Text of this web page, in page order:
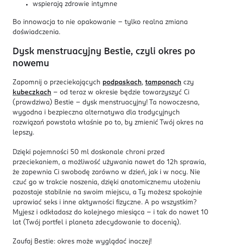
wspierają zdrowie intymne
Bo innowacja to nie opakowanie - tylko realna zmiana
doświadczenia.
Dysk menstruacyjny Bestie, czyli okres po
nowemu
Zapomnij o przeciekających podpaskach, tamponach czy
kubeczkach – od teraz w okresie będzie towarzyszyć Ci
(prawdziwa) Bestie – dysk menstruacyjny! Ta nowoczesna,
wygodna i bezpieczna alternatywa dla tradycyjnych
rozwiązań powstała właśnie po to, by zmienić Twój okres na
lepszy.
Dzięki pojemności 50 ml doskonale chroni przed
przeciekaniem, a możliwość używania nawet do 12h sprawia,
że zapewnia Ci swobodę zarówno w dzień, jak i w nocy. Nie
czuć go w trakcie noszenia, dzięki anatomicznemu ułożeniu
pozostaje stabilnie na swoim miejscu, a Ty możesz spokojnie
uprawiać seks i inne aktywności fizyczne. A po wszystkim?
Myjesz i odkładasz do kolejnego miesiąca – i tak do nawet 10
lat (Twój portfel i planeta zdecydowanie to docenią).
Zaufaj Bestie: okres może wyglądać inaczej!